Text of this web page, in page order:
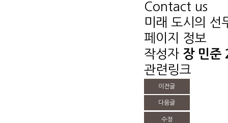
Contact us
미래 도시의 선
페이지 정보
작성자 장 민준
관련링크
이전글
다음글
수정